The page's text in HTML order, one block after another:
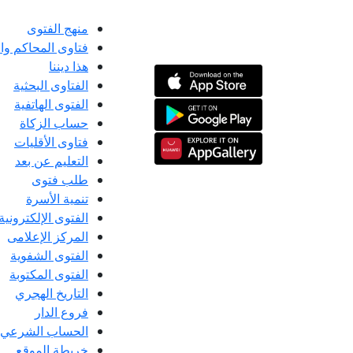
منهج الفتوى
فتاوى المحاكم
هذا ديننا
الفتاوى البحثية
الفتوى الهاتفية
حساب الزكاة
فتاوى الأقليات
التعليم عن بعد
طلب فتوى
تنمية الأسرة
الفتوى الإلكترونية
المركز الإعلامى
الفتوى الشفوية
الفتوى المكتوبة
التاريخ الهجري
فروع الدار
الحساب الشرعي